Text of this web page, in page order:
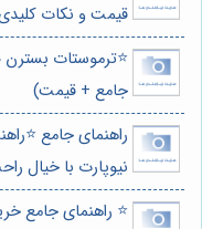
قیمت و نکات
جامع + قیمت)
راهنمای جامع
نیوپارت با خیال